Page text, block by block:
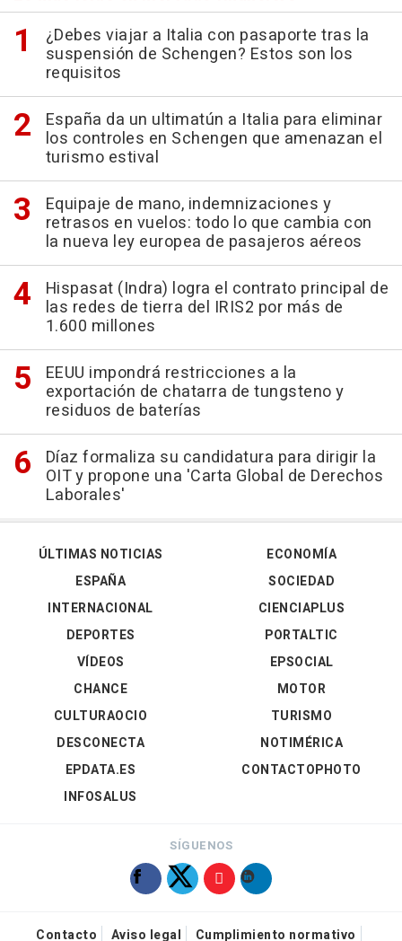
¿Debes viajar a Italia con pasaporte tras la
suspensión de Schengen? Estos son los
requisitos
España da un ultimatún a Italia para eliminar
los controles en Schengen que amenazan el
turismo estival
Equipaje de mano, indemnizaciones y
retrasos en vuelos: todo lo que cambia con
la nueva ley europea de pasajeros aéreos
Hispasat (Indra) logra el contrato principal de
las redes de tierra del IRIS2 por más de
1.600 millones
EEUU impondrá restricciones a la
exportación de chatarra de tungsteno y
residuos de baterías
Díaz formaliza su candidatura para dirigir la
OIT y propone una 'Carta Global de Derechos
Laborales'
ÚLTIMAS NOTICIAS
ESPAÑA
INTERNACIONAL
DEPORTES
VÍDEOS
ECONOMÍA
SOCIEDAD
CIENCIAPLUS
PORTALTIC
EPSOCIAL
CHANCE
CULTURAOCIO
DESCONECTA
EPDATA.ES
INFOSALUS
MOTOR
TURISMO
NOTIMÉRICA
CONTACTOPHOTO
SÍGUENOS
Contacto Aviso legal Cumplimiento normativo